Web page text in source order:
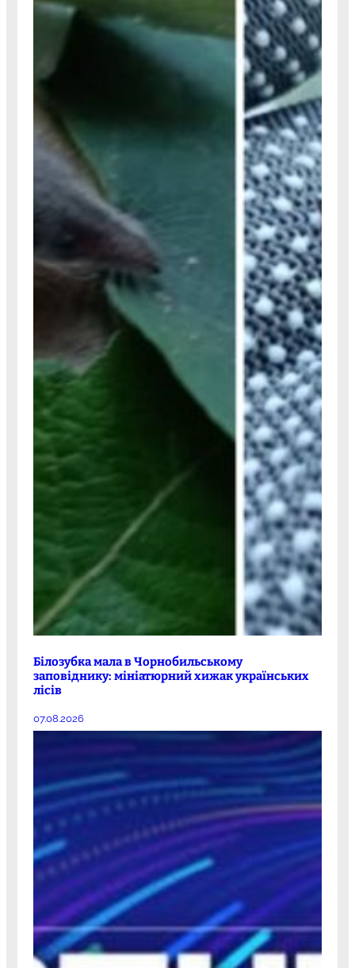
Білозубка мала в Чорнобильському
заповіднику: мініатюрний хижак українських
лісів
07.08.2026